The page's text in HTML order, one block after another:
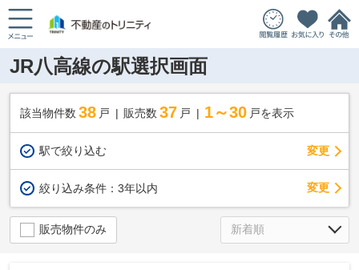
JR八高線の駅選択画面
該当物件数 38 戸 販売数 37 戸 1～30 戸を表示
駅で絞り込む 変更
絞り込み条件： 3年以内 変更
販売物件のみ